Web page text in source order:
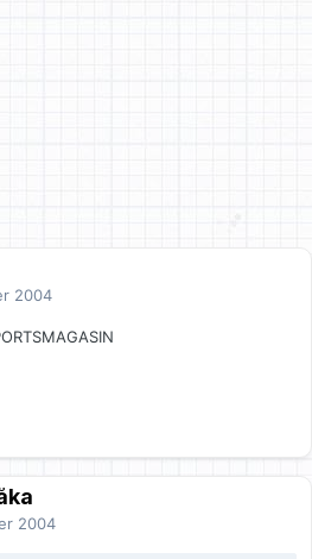
2004
2004